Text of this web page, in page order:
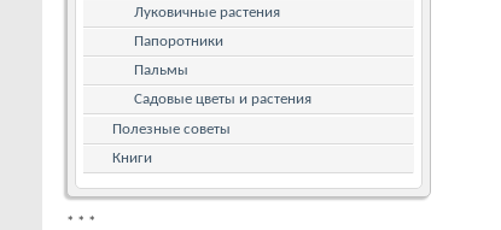
Луковичные растения
Папоротники
Пальмы
Садовые цветы и растения
Полезные советы
Книги
* * *